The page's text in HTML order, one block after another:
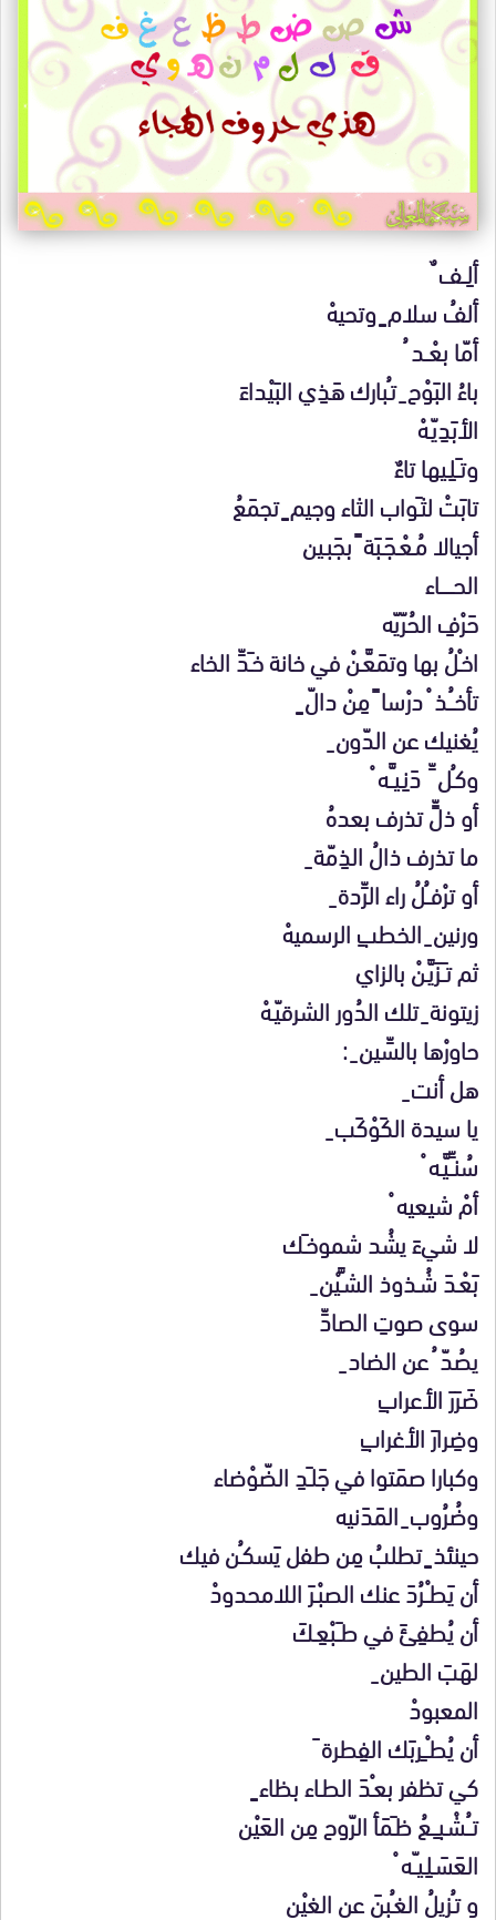
ألِــف ٌ
ألفُ سلام ٍ وتحيهْ
أمّا بعْــد ُ
باءُ البَوْح ِ تـُبارك هَذِي البَيْداءَ
الأبَدِيّـهْ
وتـَـلِـيها تاءٌ
تابَتْ لثـَواب الثاء وجيم ٍ تجمَعُ
أجيالا مُـعْـجَـبَة ً بجَبـين
الحــــــاء
حَرْفِ الحُرّيّه
اخـْلُ بها وتمَعَّـنْ في خانة خـَدِّ الخاء
تأخــُـذ ْ درْسا ً مِنْ دالّ ٍ
يُغنيك عن الدّون ِ
وكـُل ِّ دَنِـيـَّـه ْ
أو ذلٍّ تذرف بعدهُ
ما تذرف ذالُ الذِمّة ِ
أو ترْفــُلُ راء الرِّدة ِ
ورنين ِ الخطبِ الرسميهْ
ثم تـَـزَيَّـنْ بالزاي
زيتونة ِ تلك الدُور الشرقيّـهْ
حاورْها بالسِّين ِ :
هل أنت ِ
يا سيدة الكَوْكَب ِ
سُنـِّـيَّـه ْ
أمْ شيعيه ْ
لا شيءَ يشُد شموخـَك
بَعْـدَ شُـذوذ الشـَّيْن ِ
سوى صوتِ الصادِّ
يصُدّ ُ عن الضاد ِ
ضَرَرَ الأعرابِ
وضِرارَ الأغرابِ
وكبارا صمَتوا في جَلـَدِ الضّوْضاء
وضُرُوب ِ المَدَنيه
حينئذ ٍ تطلبُ مِن طفل يَسكـُن فيك
أن يَطـْـرُدَ عنك الصبْـرَ اللامحدودْ
أن يُطفِئَ في طـَـبْعِـكَ
لهَبَ الطين ِ
المعبودْ
أن يُطـْــِربَك الفِطرة َ
كي تظفر بعـْدَ الطـاء بظاء ٍ
تــُـشْـبـِــعُ ظـَمَأ الرّوح مِن العَيْن
العَسَـلِـيـّـه ْ
و تـُزيلُ الغـُبنَ عن الغيْن